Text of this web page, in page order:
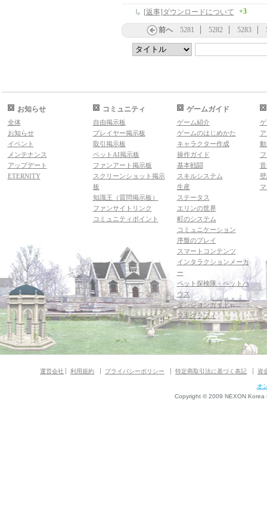
[返事]ダウンロードについて +3
前へ 5281 5282 5283
お知らせ
全体
お知らせ
イベント
メンテナンス
アップデート
ETERNITY
コミュニティ
自由掲示板
プレイヤー掲示板
取引掲示板
ペットAI掲示板
ファンアート掲示板
スクリーンショット掲示
板
知識王（質問掲示板）
ファンサイトリンク
コミュニティポイント
ゲームガイド
ゲーム紹介
ゲームのはじめかた
キャラクター作成
操作ガイド
基本戦闘
スキルシステム
生産
ステータス
エリンの世界
町のシステム
コミュニケーション
序盤のプレイ
スマートコンテンツ
インタラクションメーカ
ー
ペット探検隊・ペットハ
ウス
ダンジョンガイド
マギグラフィ
運営会社 利用規約 プライバシーポリシー 特定商取引法に基づく表記 資
オ
Copyright © 2009 NEXON Korea